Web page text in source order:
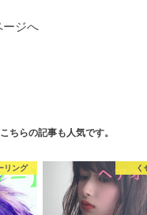
ージへ
こちらの記事も人気です。
リング く